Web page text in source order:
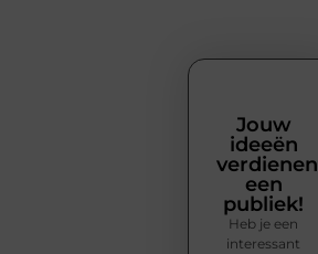
Jouw
ideeën
verdienen
een
publiek!
Heb je een
interessant